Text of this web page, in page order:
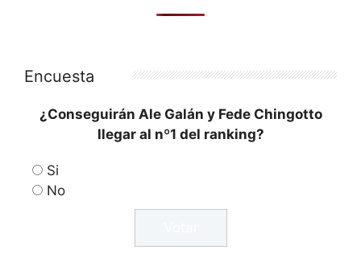
Encuesta
¿Conseguirán Ale Galán y Fede Chingotto
llegar al nº1 del ranking?
Si
No